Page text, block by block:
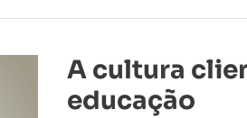
A cultura
educação
cultura
cliente
na